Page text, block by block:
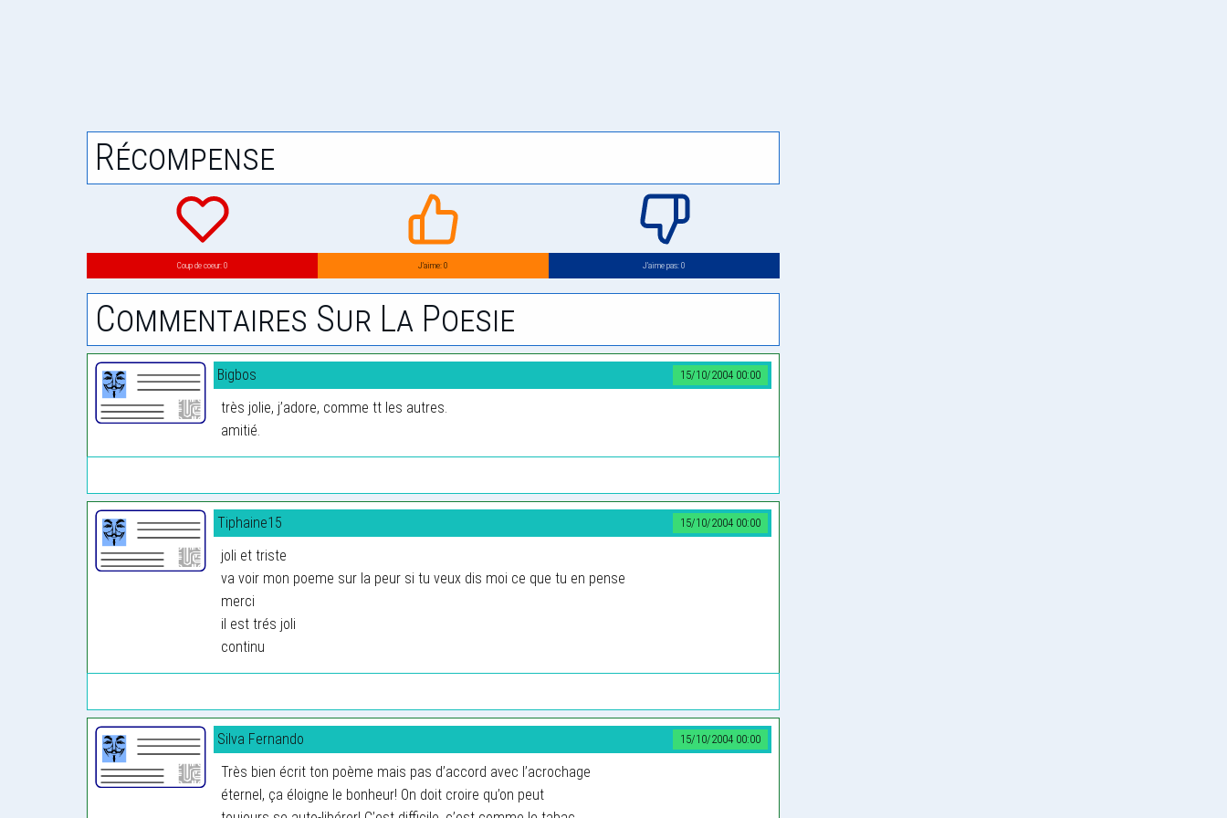
Récompense
Coup de coeur: 0 J’aime: 0 J’aime pas: 0
Commentaires Sur La Poesie
15/10/2004 00:00
Bigbos
très jolie, j’adore, comme tt les autres.
amitié.
15/10/2004 00:00
Tiphaine15
joli et triste
va voir mon poeme sur la peur si tu veux dis moi ce que tu en pense
merci
il est trés joli
continu
15/10/2004 00:00
Silva Fernando
Très bien écrit ton poème mais pas d’accord avec l’acrochage
éternel, ça éloigne le bonheur! On doit croire qu’on peut